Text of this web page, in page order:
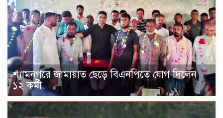
শ্যামনগরে জামায়াত ছেড়ে বিএনপিতে যোগ দিলেন
১২ কর্মী